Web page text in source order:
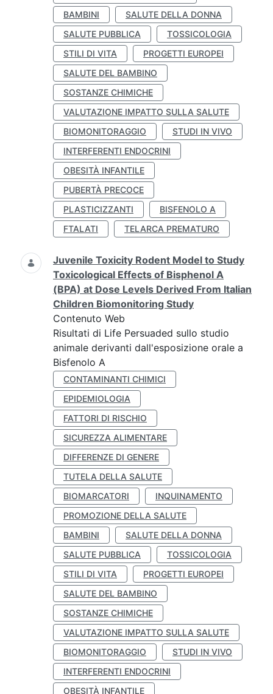
BAMBINI
SALUTE DELLA DONNA
SALUTE PUBBLICA
TOSSICOLOGIA
STILI DI VITA
PROGETTI EUROPEI
SALUTE DEL BAMBINO
SOSTANZE CHIMICHE
VALUTAZIONE IMPATTO SULLA SALUTE
BIOMONITORAGGIO
STUDI IN VIVO
INTERFERENTI ENDOCRINI
OBESITÀ INFANTILE
PUBERTÀ PRECOCE
PLASTICIZZANTI
BISFENOLO A
FTALATI
TELARCA PREMATURO
Juvenile Toxicity Rodent Model to Study
Toxicological Effects of Bisphenol A
(BPA) at Dose Levels Derived From Italian
Children Biomonitoring Study
Contenuto Web
Risultati di Life Persuaded sullo studio
animale derivanti dall'esposizione orale a
Bisfenolo A
CONTAMINANTI CHIMICI
EPIDEMIOLOGIA
FATTORI DI RISCHIO
SICUREZZA ALIMENTARE
DIFFERENZE DI GENERE
TUTELA DELLA SALUTE
BIOMARCATORI
INQUINAMENTO
PROMOZIONE DELLA SALUTE
BAMBINI
SALUTE DELLA DONNA
SALUTE PUBBLICA
TOSSICOLOGIA
STILI DI VITA
PROGETTI EUROPEI
SALUTE DEL BAMBINO
SOSTANZE CHIMICHE
VALUTAZIONE IMPATTO SULLA SALUTE
BIOMONITORAGGIO
STUDI IN VIVO
INTERFERENTI ENDOCRINI
OBESITÀ INFANTILE